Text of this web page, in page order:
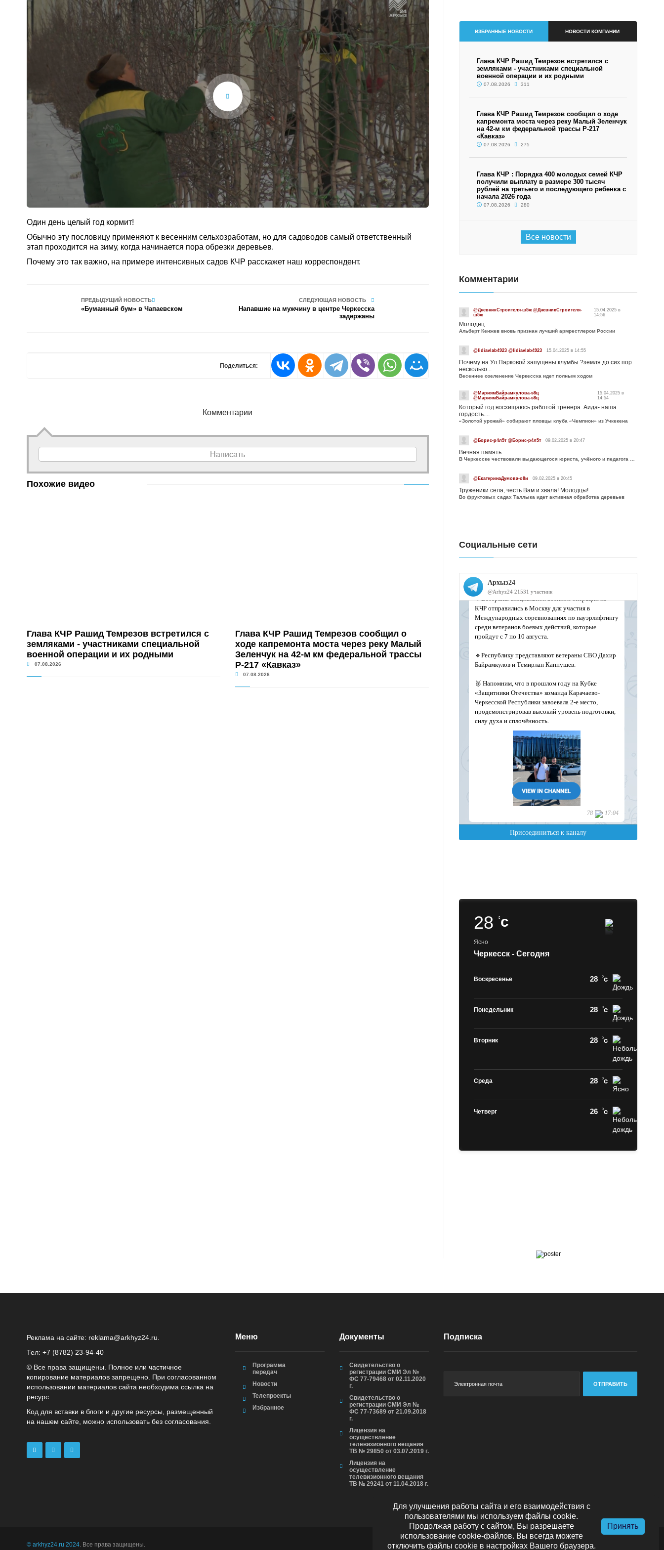
Один день целый год кормит!
Обычно эту пословицу применяют к весенним сельхозработам, но для садоводов самый ответственный
этап проходится на зиму, когда начинается пора обрезки деревьев.
Почему это так важно, на примере интенсивных садов КЧР расскажет наш корреспондент.
ПРЕДЫДУЩИЙ НОВОСТЬ
«Бумажный бум» в Чапаевском
СЛЕДУЮЩАЯ НОВОСТЬ
Напавшие на мужчину в центре Черкесска
задержаны
Поделиться:
Комментарии
Написать
Похожие видео
Глава КЧР Рашид Темрезов встретился с
земляками - участниками специальной
военной операции и их родными
07.08.2026
Глава КЧР Рашид Темрезов сообщил о
ходе капремонта моста через реку Малый
Зеленчук на 42-м км федеральной трассы
Р-217 «Кавказ»
07.08.2026
ИЗБРАННЫЕ НОВОСТИ НОВОСТИ КОМПАНИИ
Глава КЧР Рашид Темрезов встретился с
земляками - участниками специальной
военной операции и их родными
07.08.2026 311
Глава КЧР Рашид Темрезов сообщил о ходе
капремонта моста через реку Малый Зеленчук
на 42-м км федеральной трассы Р-217
«Кавказ»
07.08.2026 275
Глава КЧР : Порядка 400 молодых семей КЧР
получили выплату в размере 300 тысяч
рублей на третьего и последующего ребенка с
начала 2026 года
07.08.2026 280
Все новости
Комментарии
@ДневникСтроителя-ш5ж @ДневникСтроителя-
ш5ж
15.04.2025 в
14:56
Молодец
Альберт Кенжев вновь признан лучший армрестлером России
@lidiavlab4923 @lidiavlab4923 15.04.2025 в 14:55
Почему на Ул.Парковой запущены клумбы ?земля до сих пор
несколько...
Весеннее озеленение Черкесска идет полным ходом
@МариямБайрамкулова-э8ц
@МариямБайрамкулова-э8ц
15.04.2025 в
14:54
Который год восхищаюсь работой тренера. Аида- наша
гордость....
«Золотой урожай» собирают пловцы клуба «Чемпион» из Учкекена
@Борис-р4л5т @Борис-р4л5т 09.02.2025 в 20:47
Вечная память
@ЕкатеринаДумова-о8и 09.02.2025 в 20:45
Труженики села, честь Вам и хвала! Молодцы!
Во фруктовых садах Таллыка идет активная обработка деревьев
Социальные сети
28c
Ясно
Черкесск - Сегодня
Воскресенье 28 c
Понедельник 28 c
Вторник 28 c
Среда 28 c
Четверг 26 c
Реклама на сайте: reklama@arkhyz24.ru
Тел: +7 (8782) 23‑94‑40
© Все права защищены. Полное или частичное
копирование материалов запрещено. При согласованном
использовании материалов сайта необходима ссылка на
ресурс.
Код для вставки в блоги и другие ресурсы, размещенный
на нашем сайте, можно использовать без согласования.
Меню
Программа
передач
Новости
Телепроекты
Избранное
Документы
Свидетельство о
регистрации СМИ Эл №
ФС 77-79468 от 02.11.2020
г.
Свидетельство о
регистрации СМИ Эл №
ФС 77-73689 от 21.09.2018
г.
Лицензия на
осуществление
телевизионного вещания
ТВ № 29850 от 03.07.2019 г.
Лицензия на
осуществление
телевизионного вещания
ТВ № 29241 от 11.04.2018 г.
Подписка
ОТПРАВИТЬ
© arkhyz24.ru 2024. Все права защищены.
Для улучшения работы сайта и его взаимодействия с
пользователями мы используем файлы cookie.
Продолжая работу с сайтом, Вы разрешаете
использование cookie-файлов. Вы всегда можете
отключить файлы cookie в настройках Вашего браузера.
Принять